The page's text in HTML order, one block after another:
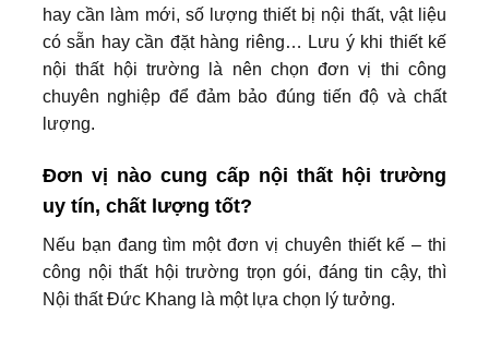
hay cần làm mới, số lượng thiết bị nội thất, vật liệu
có sẵn hay cần đặt hàng riêng… Lưu ý khi thiết kế
nội thất hội trường là nên chọn đơn vị thi công
chuyên nghiệp để đảm bảo đúng tiến độ và chất
lượng.
Đơn vị nào cung cấp nội thất hội trường
uy tín, chất lượng tốt?
Nếu bạn đang tìm một đơn vị chuyên thiết kế – thi
công nội thất hội trường trọn gói, đáng tin cậy, thì
Nội thất Đức Khang là một lựa chọn lý tưởng.